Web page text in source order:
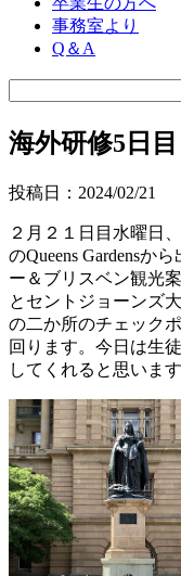
事務室より
Q＆A
海外研修5日目
投稿日：2024/02/21
２月２１日目水曜日
のQueens Gardensか
ー＆ブリスベン観光案
とセントジョーンズ大
の二か所のチェック
回ります。今日は生
してくれると思います